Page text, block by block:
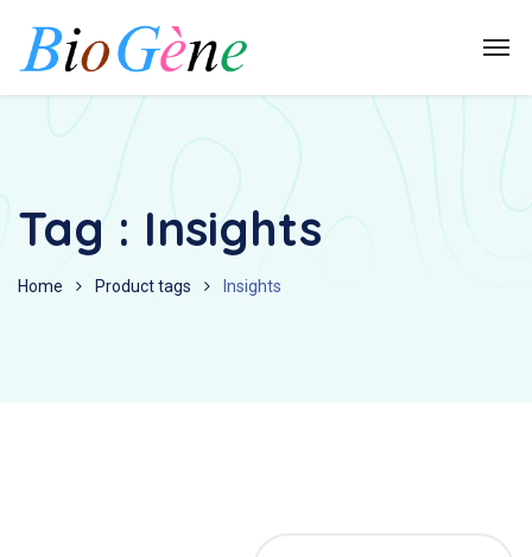
Tag : Insights
Home Product tags Insights